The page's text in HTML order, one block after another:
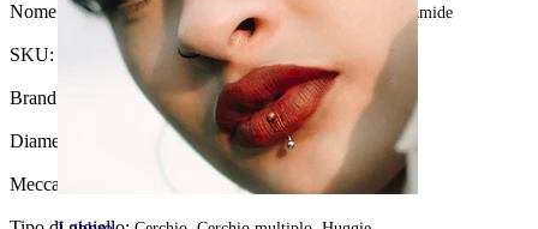
Nome: Cerchio dal doppio giro con cerniera e design a piramide
SKU: Ring-190
Brand: Bodymod Trend
Diametro del filo: 1,2 mm
Meccanismo di chiusura: Cardine